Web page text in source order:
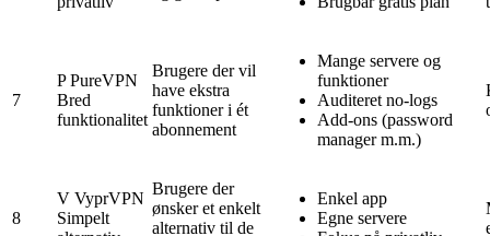
7
P PureVPN
Bred
funktionalitet
Brugere der vil
have ekstra
funktioner i ét
abonnement
Mange servere og
funktioner
Auditeret no-logs
Add-ons (password
manager m.m.)
8
V VyprVPN
Simpelt
Brugere der
ønsker et enkelt
alternativ til de
Enkel app
Egne servere